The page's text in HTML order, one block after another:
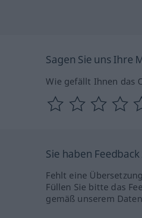
Sagen Sie uns Ihre
Wie gefällt Ihnen das
Sie haben
Fehlt eine
Füllen Sie bitte das
gemäß unserem